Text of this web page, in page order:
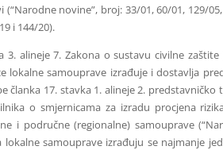
novine”, broj: 33/01, 60/01, 129/
i 144/20).
alineje 7. Zakona o sustavu civilne
lokalne samouprave izrađuje i dostavlja
članka 17. stavka 1. alineje 2.
o smjernicama za izradu procjena
i područne (regionalne) samouprave
lokalne samouprave izrađuju se najmanje